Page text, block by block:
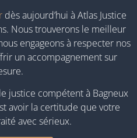
dès aujourd’hui à Atlas Justice
Nous trouverons le meilleur
engageons à respecter nos
un accompagnement sur
justice compétent à Bagneux
avoir la certitude que votre
avec sérieux.